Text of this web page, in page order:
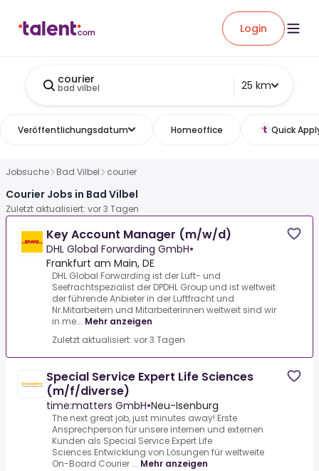
Login
courier
bad vilbel 25 km
Veröffentlichungsdatum Homeoffice Quick
Jobsuche Bad Vilbel courier
Courier Jobs in Bad Vilbel
Zuletzt aktualisiert: vor 3 Tagen
Key Account Manager (m/w/d)
DHL Global Forwarding GmbH•
Frankfurt am Main, DE
DHL Global Forwarding ist der Luft- und
Seefrachtspezialist der DPDHL Group und ist weltweit
der führende Anbieter in der Luftfracht und
Nr.Mitarbeitern und Mitarbeiterinnen weltweit sind wir
in me... Mehr anzeigen
Zuletzt aktualisiert: vor 3 Tagen
Special Service Expert Life Sciences
(m/f/diverse)
time:matters GmbH•Neu-Isenburg
The next great job, just minutes away!.Erste
Ansprechperson für unsere internen und externen
Kunden als Special Service Expert Life
Sciences.Entwicklung von Lösungen für weltweite
On-Board Courier ... Mehr anzeigen